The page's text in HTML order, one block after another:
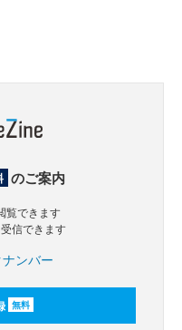
のご案内
覧できます
信できます
ンバー
無料